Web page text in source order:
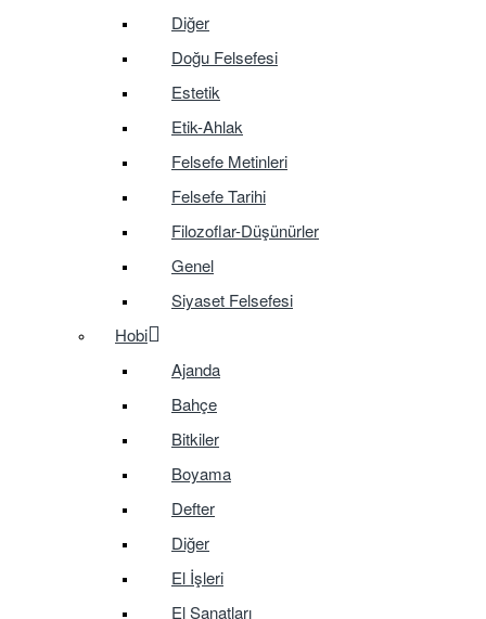
Diğer
Doğu Felsefesi
Estetik
Etik-Ahlak
Felsefe Metinleri
Felsefe Tarihi
Filozoflar-Düşünürler
Genel
Siyaset Felsefesi
Hobi
Ajanda
Bahçe
Bitkiler
Boyama
Defter
Diğer
El İşleri
El Sanatları